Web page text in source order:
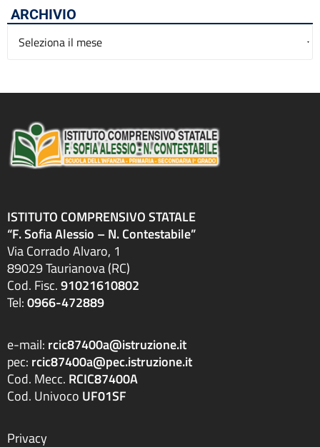
ARCHIVIO
Archivio
ISTITUTO COMPRENSIVO STATALE
“F. Sofia Alessio – N. Contestabile”
Via Corrado Alvaro, 1
89029 Taurianova (RC)
Cod. Fisc.91021610802
Tel:0966-472889
e-mail: rcic87400a@istruzione.it
pec: rcic87400a@pec.istruzione.it
Cod. Mecc. RCIC87400A
Cod. Univoco UF01SF
Privacy